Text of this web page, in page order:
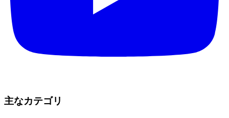
主なカテゴリ